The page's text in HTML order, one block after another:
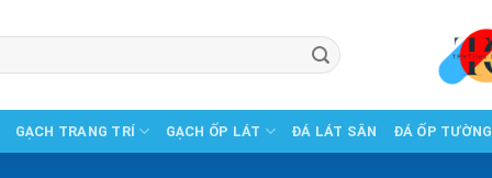
GẠCH TRANG TRÍ GẠCH ỐP LÁT ĐÁ LÁT SÂN ĐÁ ỐP TƯỜNG